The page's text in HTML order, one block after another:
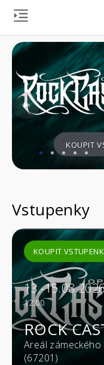
KOUPIT
Previous
Vstupenky
KOUPIT
13.-
12:00
ROCK
Areál
(67201)